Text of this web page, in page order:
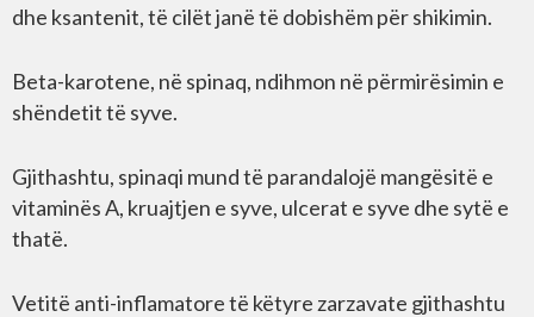
dhe ksantenit, të cilët janë të dobishëm për shikimin.
Beta-karotene, në spinaq, ndihmon në përmirësimin e
shëndetit të syve.
Gjithashtu, spinaqi mund të parandalojë mangësitë e
vitaminës A, kruajtjen e syve, ulcerat e syve dhe sytë e
thatë.
Vetitë anti-inflamatore të këtyre zarzavate gjithashtu